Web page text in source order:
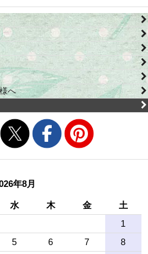
へ
年8月
水 木 金
土
1
5 6 7
8